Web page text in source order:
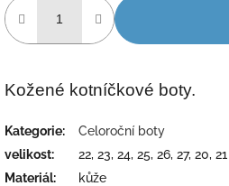
Kožené kotníčkové boty.
Kategorie:
Celoroční boty
velikost:
22, 23, 24, 25, 26, 27, 20, 21
Materiál:
kůže